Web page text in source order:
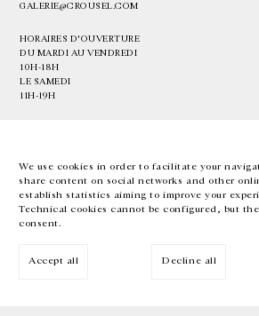
We use cookies in order to facilitate your
share content on social networks and other
establish statistics aiming to improve your
Technical cookies cannot be configured, but
consent.
Accept all Decline all
GALERIE@CROUSEL.COM
HORAIRES D'OUVERTURE
DU MARDI AU VENDREDI
10H-18H
LE SAMEDI
11H-19H
EN FR 中文 Facebook Instagram
Inscrivez-vous à notre newsletter